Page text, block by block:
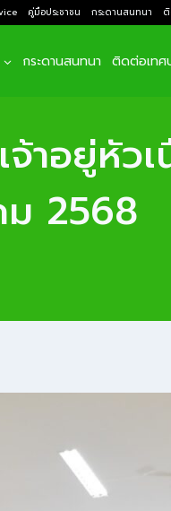
คู่มือประชาชน กระดานสนทนา
กระดานสนทนา ติดต่อเทศ
าอยู่หัว
ม 2568